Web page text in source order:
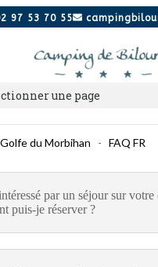
97 53 70 55
du Morbihan - FAQ FR
par un séjour sur votre
puis-je réserver ?